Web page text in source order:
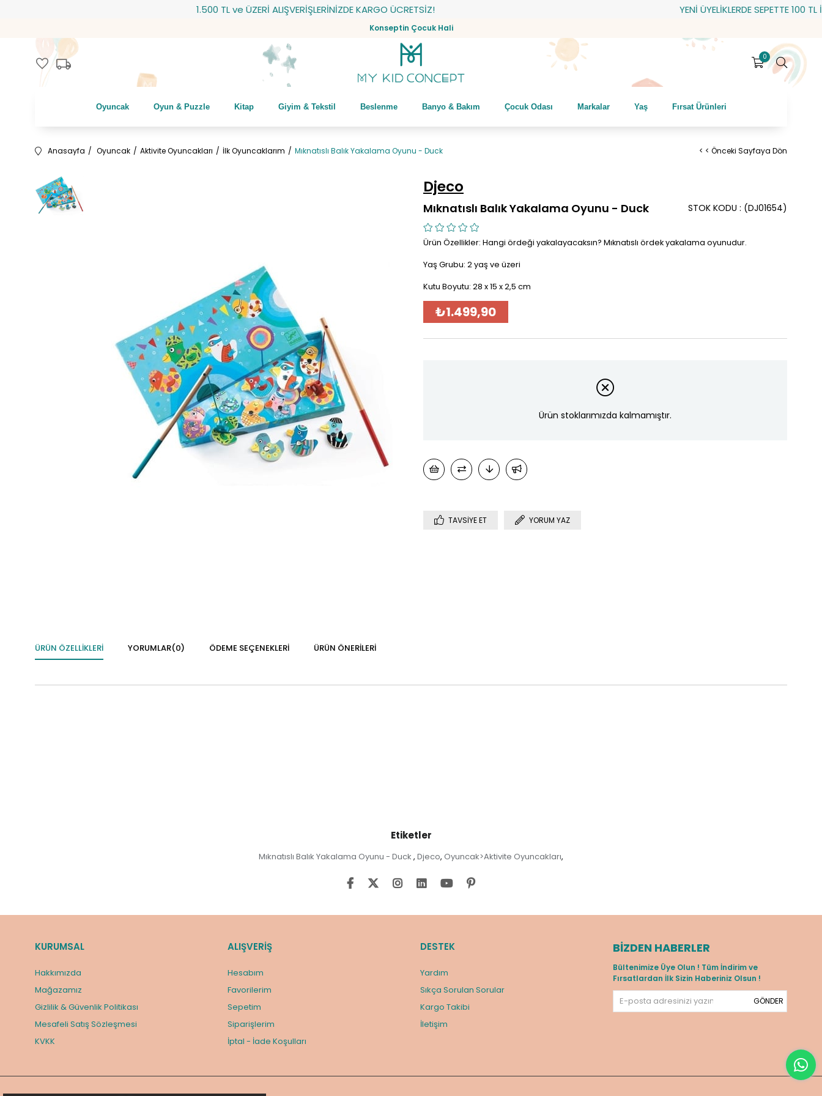
1.500 TL ve ÜZERİ ALIŞVERİŞLERİNİZDE KARGO ÜCRETSİZ! YENİ ÜYELİKLERDE SEPETTE 100 TL
Konseptin Çocuk Hali
favorite local_shipping 0
Oyuncak Oyun & Puzzle Kitap Giyim & Tekstil Beslenme Banyo & Bakım Çocuk Odası Markalar Yaş Fırsat Ürünleri
Anasayfa Oyuncak Aktivite Oyuncakları İlk Oyuncaklarım Mıknatıslı Balık Yakalama Oyunu - Duck < < Önceki Sayfaya Dön
Djeco
Mıknatıslı Balık Yakalama Oyunu - Duck (DJ01654)
STOK KODU
Ürün Özellikler: Hangi ördeği yakalayacaksın? Mıknatıslı ördek yakalama oyunudur.
Yaş Grubu: 2 yaş ve üzeri
Kutu Boyutu: 28 x 15 x 2,5 cm
₺1.499,90
Ürün stoklarımızda kalmamıştır.
TAVSIYE ET YORUM YAZ
ÜRÜN ÖZELLIKLERI YORUMLAR(0) ÖDEME SEÇENEKLERI ÜRÜN ÖNERILERI
Etiketler
Mıknatıslı Balık Yakalama Oyunu - Duck , Djeco, Oyuncak>Aktivite Oyuncakları,
KURUMSAL
Hakkımızda
Mağazamız
Gizlilik & Güvenlik Politikası
Mesafeli Satış Sözleşmesi
KVKK
ALIŞVERİŞ
Hesabım
Favorilerim
Sepetim
Siparişlerim
İptal - İade Koşulları
DESTEK
Yardım
Sıkça Sorulan Sorular
Kargo Takibi
İletişim
BIZDEN HABERLER
Bültenimize Üye Olun ! Tüm İndirim ve
Fırsatlardan İlk Sizin Haberiniz Olsun !
GÖNDER